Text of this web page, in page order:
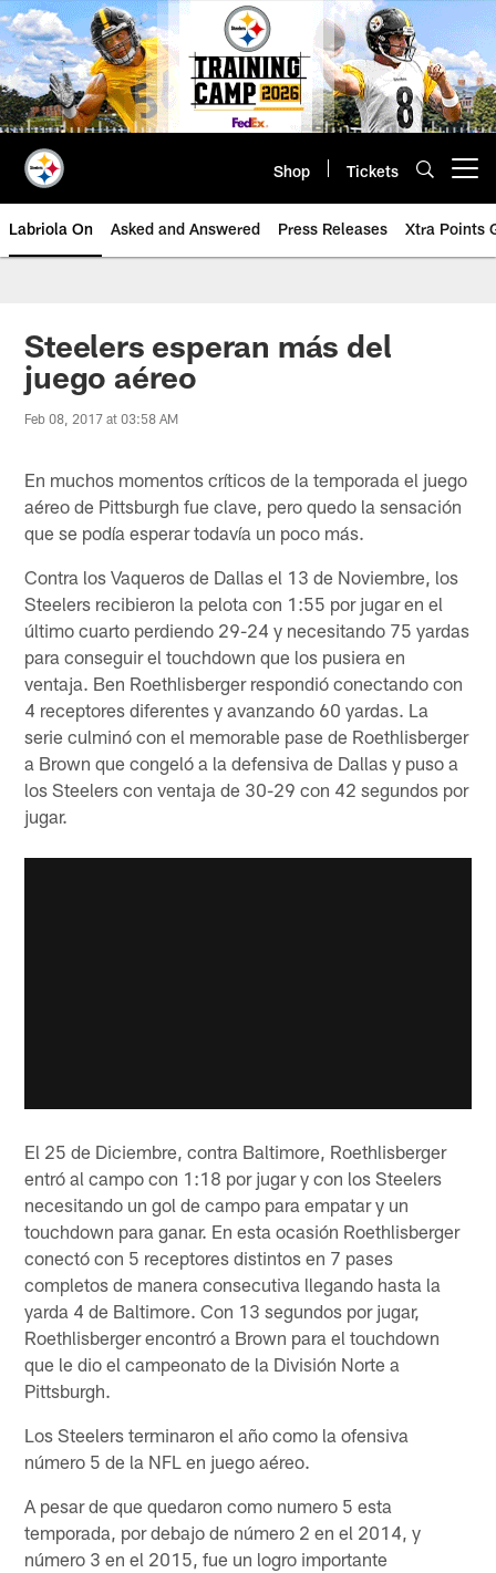
Skip
to
main
content
Shop Tickets
Labriola On Asked and Answered Press Releases Xtra Points
Steelers esperan más del
juego aéreo
Feb 08, 2017 at 03:58 AM
En muchos momentos críticos de la temporada el juego
aéreo de Pittsburgh fue clave, pero quedo la sensación
que se podía esperar todavía un poco más.
Contra los Vaqueros de Dallas el 13 de Noviembre, los
Steelers recibieron la pelota con 1:55 por jugar en el
último cuarto perdiendo 29-24 y necesitando 75 yardas
para conseguir el touchdown que los pusiera en
ventaja. Ben Roethlisberger respondió conectando con
4 receptores diferentes y avanzando 60 yardas. La
serie culminó con el memorable pase de Roethlisberger
a Brown que congeló a la defensiva de Dallas y puso a
los Steelers con ventaja de 30-29 con 42 segundos por
jugar.
El 25 de Diciembre, contra Baltimore, Roethlisberger
entró al campo con 1:18 por jugar y con los Steelers
necesitando un gol de campo para empatar y un
touchdown para ganar. En esta ocasión Roethlisberger
conectó con 5 receptores distintos en 7 pases
completos de manera consecutiva llegando hasta la
yarda 4 de Baltimore. Con 13 segundos por jugar,
Roethlisberger encontró a Brown para el touchdown
que le dio el campeonato de la División Norte a
Pittsburgh.
Los Steelers terminaron el año como la ofensiva
número 5 de la NFL en juego aéreo.
A pesar de que quedaron como numero 5 esta
temporada, por debajo de número 2 en el 2014, y
número 3 en el 2015, fue un logro importante